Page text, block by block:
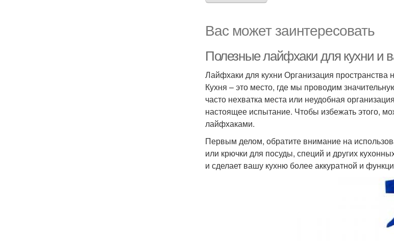
Вас может заинтересовать
Полезные лайфхаки для кухни и
Лайфхаки для кухни Организация пространства
Кухня – это место, где мы проводим
часто нехватка места или неудобная
настоящее испытание. Чтобы избежать этого,
лайфхаками.
Первым делом, обратите внимание на
или крючки для посуды, специй и других
и сделает вашу кухню более аккуратной и